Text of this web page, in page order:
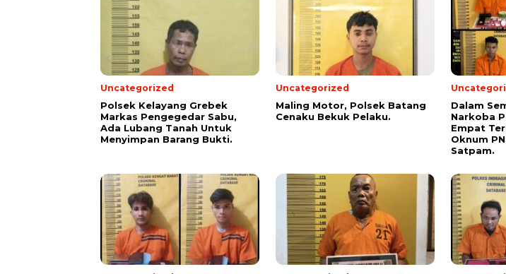
Uncategorized
Polsek Kelayang Grebek
Markas Pengegedar Sabu,
Ada Lubang Tanah Untuk
Menyimpan Barang Bukti.
Uncategorized
Maling Motor, Polsek Batang
Cenaku Bekuk Pelaku.
Dalam
Narkoba
Empat
Oknum
Satpam.